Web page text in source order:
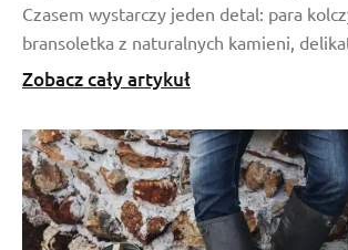
Czasem wystarczy jeden detal: para
bransoletka z naturalnych kamieni,
Zobacz cały artykuł